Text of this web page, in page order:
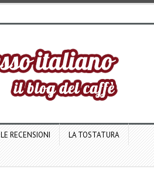
LE RECENSIONI LA TOSTATURA